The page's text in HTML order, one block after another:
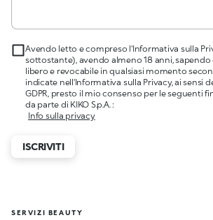
Avendo letto e compreso l'Informativa sulla
sottostante), avendo almeno 18 anni,
libero e revocabile in qualsiasi momento
indicate nell'Informativa sulla Privacy, ai sensi
GDPR, presto il mio consenso per le seguenti
da parte di KIKO S.p.A. :
Info sulla privacy
ISCRIVITI
SERVIZI BEAUTY